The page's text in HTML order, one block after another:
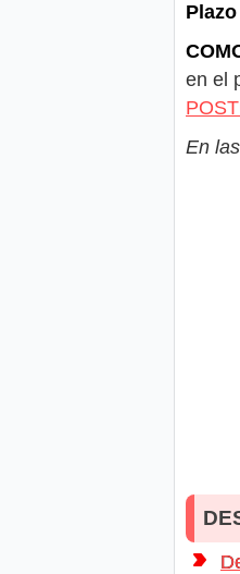
en el
En